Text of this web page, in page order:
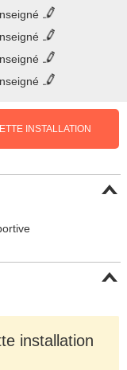
INSTALLATION
installation